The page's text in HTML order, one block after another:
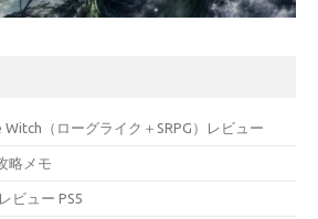
（ローグライク＋SRPG）レビュー
略メモ
ビュー PS5